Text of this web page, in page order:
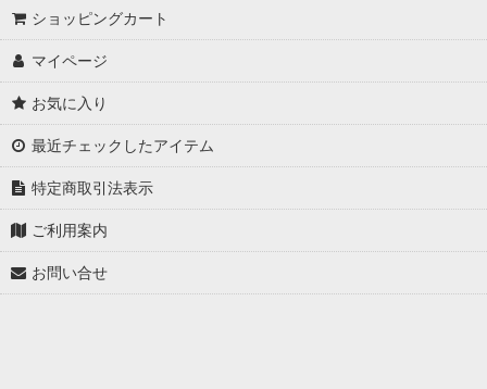
ショッピングカート
マイページ
お気に入り
最近チェックしたアイテム
特定商取引法表示
ご利用案内
お問い合せ